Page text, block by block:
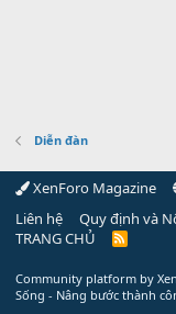
Diễn đàn
XenForo Magazine
Liên hệ
Quy định và
TRANG CHỦ
R
Community platform by
Sống - Nâng bước thành